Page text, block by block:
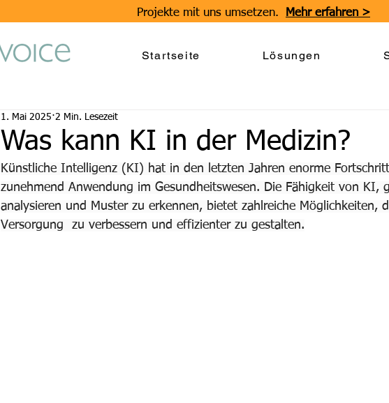
Projekte mit uns umsetzen. Mehr erfahren >
Startseite Lösungen
Was kann KI in der Medizin?
1. Mai 2025 2 Min. Lesezeit
Künstliche Intelligenz (KI) hat in den letzten Jahren enorme
zunehmend Anwendung im Gesundheitswesen. Die Fähigkeit von KI,
analysieren und Muster zu erkennen, bietet zahlreiche Möglichkeiten,
Versorgung  zu verbessern und effizienter zu gestalten.